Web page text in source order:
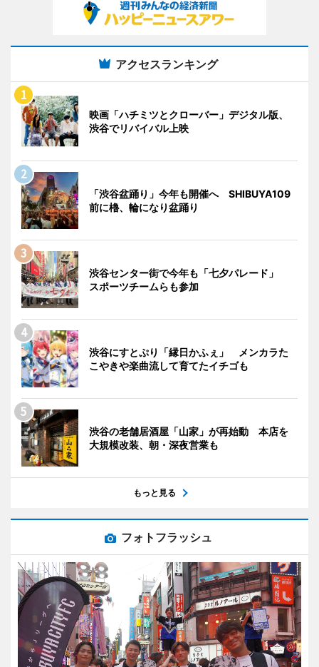
アクセスランキング
映画「ハチミツとクローバー」デジタル版、
渋谷でリバイバル上映
「渋谷盆踊り」今年も開催へ SHIBUYA109
前に櫓、輪になり盆踊り
渋谷センター街で今年も「七夕パレード」
スポーツチームらも参加
渋谷にすとぷり「縁日かふぇ」 メンカラた
こやきや楽曲流して育てたイチゴも
渋谷の老舗居酒屋「山家」が再始動 本店を
大規模改装、朝・深夜営業も
もっと見る
フォトフラッシュ